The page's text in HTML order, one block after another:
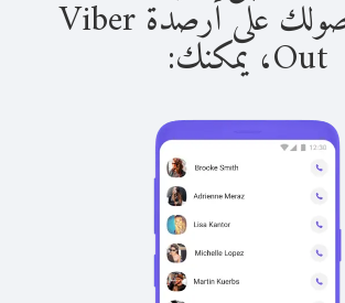
بمجرد حصولك على أرصدة Viber
Out، يمكنك: